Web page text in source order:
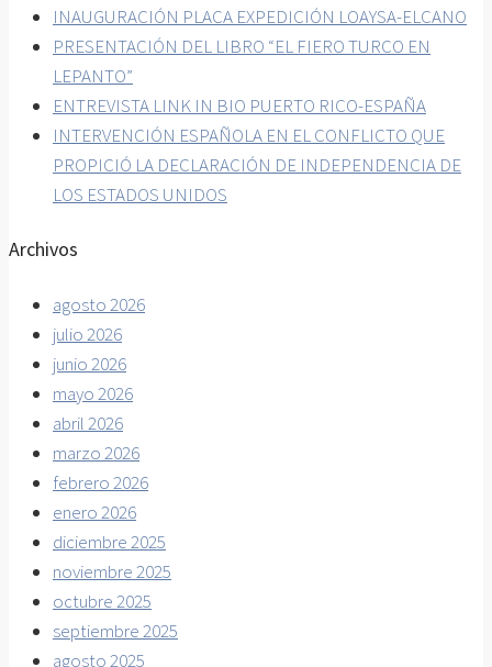
INAUGURACIÓN PLACA EXPEDICIÓN LOAYSA-ELCANO
PRESENTACIÓN DEL LIBRO “EL FIERO TURCO EN
LEPANTO”
ENTREVISTA LINK IN BIO PUERTO RICO-ESPAÑA
INTERVENCIÓN ESPAÑOLA EN EL CONFLICTO QUE
PROPICIÓ LA DECLARACIÓN DE INDEPENDENCIA DE
LOS ESTADOS UNIDOS
Archivos
agosto 2026
julio 2026
junio 2026
mayo 2026
abril 2026
marzo 2026
febrero 2026
enero 2026
diciembre 2025
noviembre 2025
octubre 2025
septiembre 2025
agosto 2025